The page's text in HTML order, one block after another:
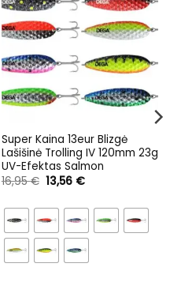
Super Kaina 13eur Blizgė
Lašišinė Trolling IV 120mm 23g
UV-Efektas Salmon
16,95€ Original
price
16,95 €.
13,56 €Current
13,56 €.